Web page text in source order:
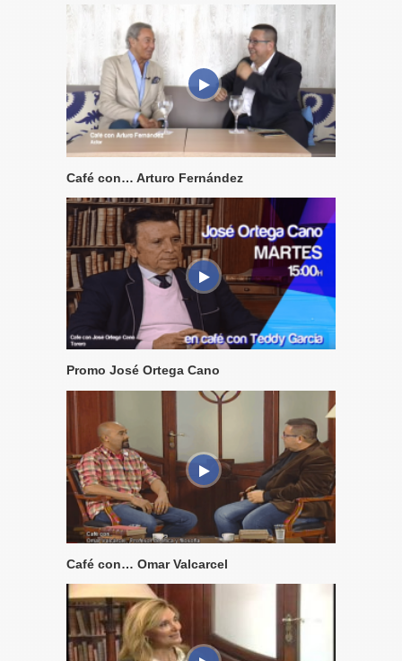
Café con… Arturo Fernández
Promo José Ortega Cano
Café con… Omar Valcarcel